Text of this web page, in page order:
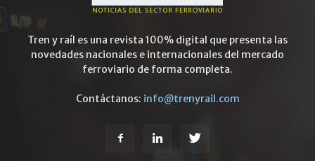
Tren y raíl es una revista 100% digital que presenta las
novedades nacionales e internacionales del mercado
ferroviario de forma completa.
Contáctanos: info@trenyrail.com